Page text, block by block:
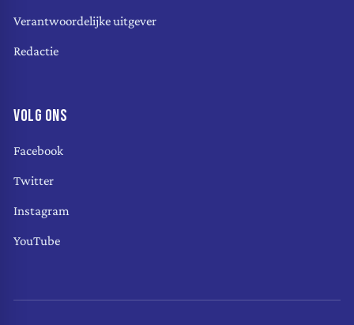
Verantwoordelijke uitgever
Redactie
VOLG ONS
Facebook
Twitter
Instagram
YouTube